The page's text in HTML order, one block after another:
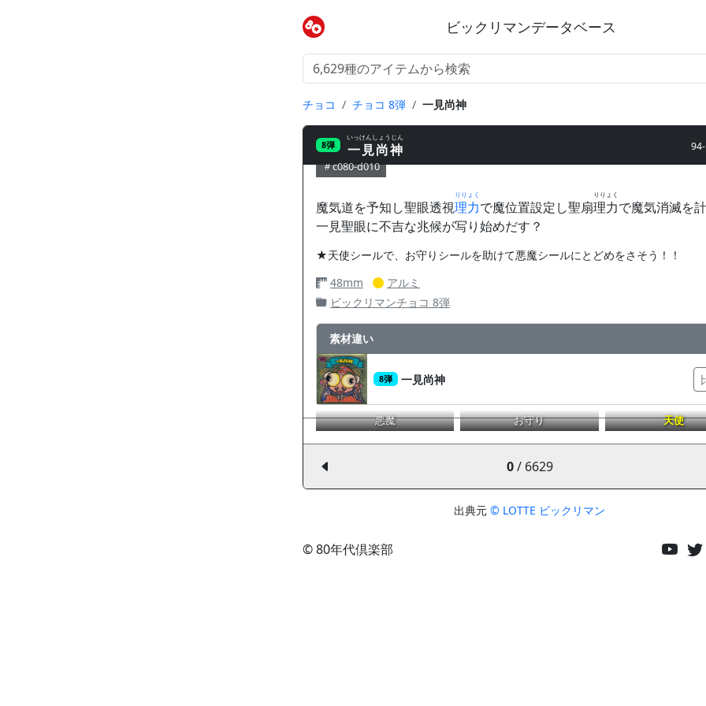
ビックリマンデータベース
チョコ チョコ 8弾 一見尚神
8弾 一見尚神
いっけんしょうじん
c080-d010
魔気道を予知し聖眼透視理力
りりょく
で魔位置設定し聖扇理力
りりょく
で魔気消滅を
一見聖眼に不吉な兆候が写り始めだす？
★天使シールで、お守りシールを助けて悪魔シールにとどめをさそう！！
48mm
アルミ
ビックリマンチョコ 8弾
素材違い
8弾 一見尚神
悪魔 お守り 天使
0/ 6629
出典元 © LOTTE ビックリマン
© 80年代倶楽部